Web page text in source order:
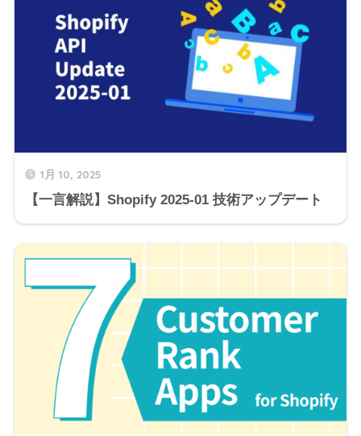
1月 10, 2025
【一言解説】Shopify 2025-01 技術アップデート